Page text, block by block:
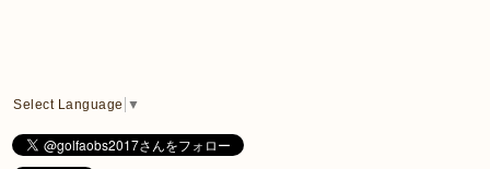
Select Language ▼